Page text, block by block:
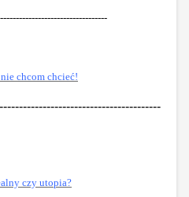
chcom chcieć!
czy utopia?